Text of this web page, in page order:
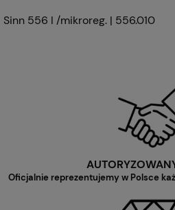
Sinn 556 I /mikroreg. | 556.010
Oficjalnie reprezentujemy w Polsce